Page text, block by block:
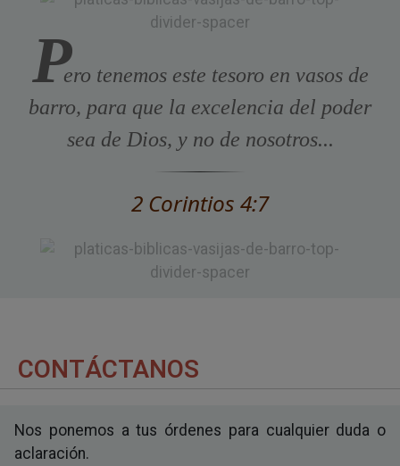
Pero tenemos este tesoro en vasos de
barro, para que la excelencia del poder
sea de Dios, y no de nosotros...
2 Corintios 4:7
CONTÁCTANOS
Nos ponemos a tus órdenes para cualquier duda o
aclaración.